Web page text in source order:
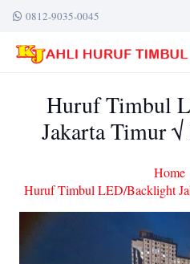
0812-9035-0045
Huruf Timbul
Jakarta Timur
Home
Huruf Timbul LED/Backlight